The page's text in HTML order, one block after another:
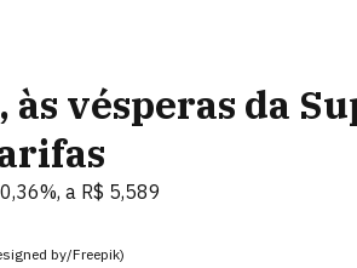
vésperas da
a R$ 5,589
by/Freepik)